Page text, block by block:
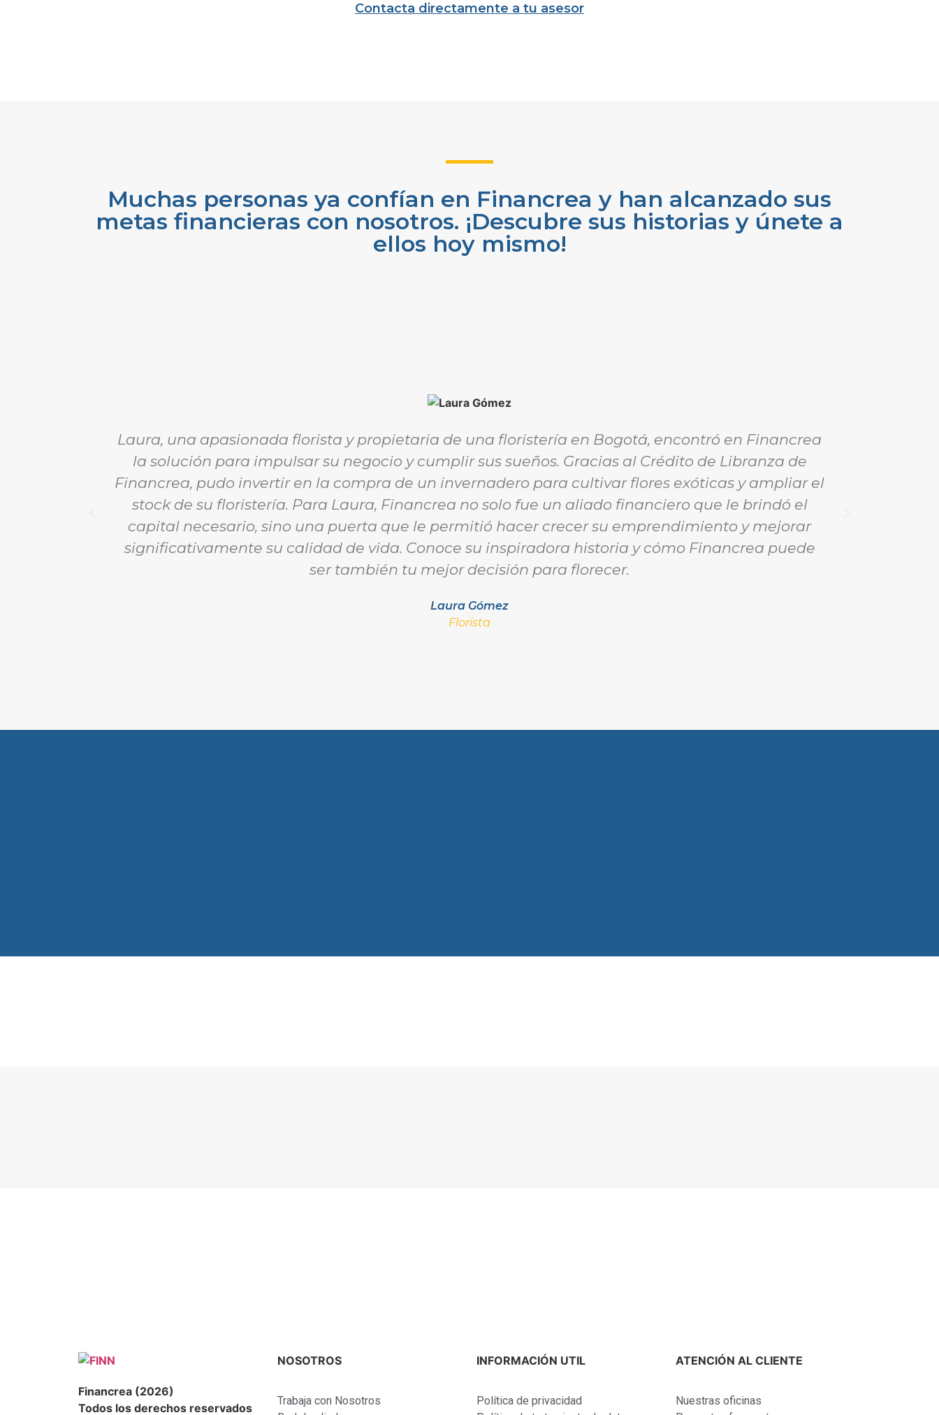
Contacta directamente a tu asesor
Muchas personas ya confían en Financrea y han alcanzado sus
metas financieras con nosotros. ¡Descubre sus historias y únete a
ellos hoy mismo!
Laura, una apasionada florista y propietaria de una floristería en Bogotá, encontró en Financrea
la solución para impulsar su negocio y cumplir sus sueños. Gracias al Crédito de Libranza de
Financrea, pudo invertir en la compra de un invernadero para cultivar flores exóticas y ampliar el
stock de su floristería. Para Laura, Financrea no solo fue un aliado financiero que le brindó el
capital necesario, sino una puerta que le permitió hacer crecer su emprendimiento y mejorar
significativamente su calidad de vida. Conoce su inspiradora historia y cómo Financrea puede
ser también tu mejor decisión para florecer.
Laura Gómez
Florista
Financrea (2026)
Todos los derechos reservados
NOSOTROS
Trabaja con Nosotros
INFORMACIÓN UTIL
Política de privacidad
ATENCIÓN AL CLIENTE
Nuestras oficinas